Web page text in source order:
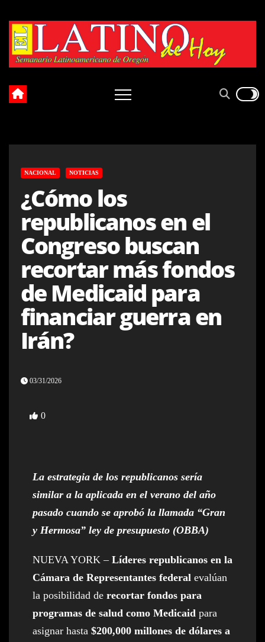
content
NACIONAL NOTICIAS
¿Cómo los
republicanos en el
Congreso buscan
recortar más fondos
de Medicaid para
financiar guerra en
Irán?
03/31/2026
0
La estrategia de los republicanos sería
similar a la aplicada en el verano del año
pasado cuando se aprobó la llamada “Gran
y Hermosa” ley de presupuesto (OBBA)
NUEVA YORK – Líderes republicanos en la
Cámara de Representantes federal evalúan
la posibilidad de recortar fondos para
programas de salud como Medicaid para
asignar hasta $200,000 millones de dólares a